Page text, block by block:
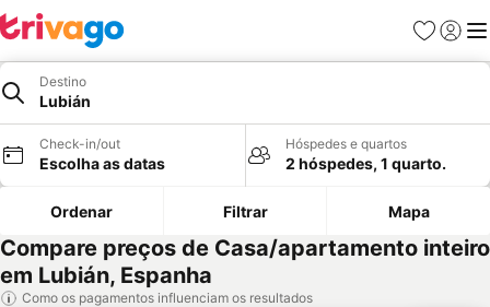
Favoritos
Iniciar
Destino
Lubián
Check-in/out
Escolha as datas
Hóspedes e quartos
2 hóspedes, 1 quarto.
Ordenar Filtrar Mapa
Compare preços de Casa/apartamento inteiro
em Lubián, Espanha
Como os pagamentos influenciam os resultados